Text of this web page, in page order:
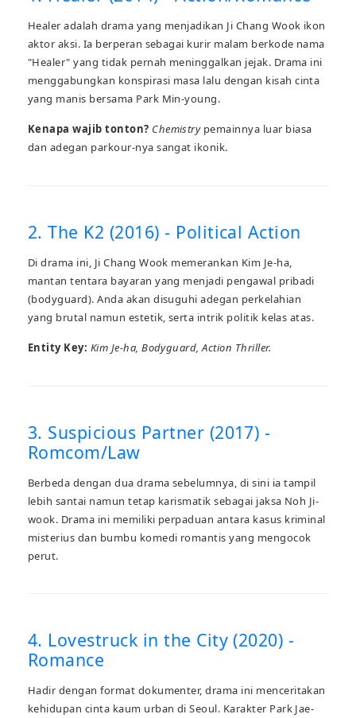
Healer adalah drama yang menjadikan Ji Chang Wook ikon
aktor aksi. Ia berperan sebagai kurir malam berkode nama
"Healer" yang tidak pernah meninggalkan jejak. Drama ini
menggabungkan konspirasi masa lalu dengan kisah cinta
yang manis bersama Park Min-young.
Kenapa wajib tonton? Chemistrypemainnya luar biasa
dan adegan parkour-nya sangat ikonik.
2. The K2 (2016) - Political Action
Di drama ini, Ji Chang Wook memerankan Kim Je-ha,
mantan tentara bayaran yang menjadi pengawal pribadi
(bodyguard). Anda akan disuguhi adegan perkelahian
yang brutal namun estetik, serta intrik politik kelas atas.
Entity Key: Kim Je-ha, Bodyguard, Action Thriller.
3. Suspicious Partner (2017) -
Romcom/Law
Berbeda dengan dua drama sebelumnya, di sini ia tampil
lebih santai namun tetap karismatik sebagai jaksa Noh Ji-
wook. Drama ini memiliki perpaduan antara kasus kriminal
misterius dan bumbu komedi romantis yang mengocok
perut.
4. Lovestruck in the City (2020) -
Romance
Hadir dengan format dokumenter, drama ini menceritakan
kehidupan cinta kaum urban di Seoul. Karakter Park Jae-